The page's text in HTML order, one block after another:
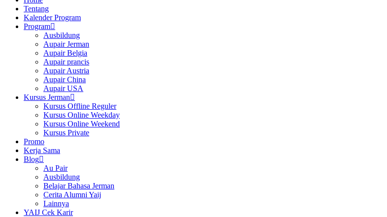
Tentang
Kalender Program
Program
Ausbildung
Aupair Jerman
Aupair Belgia
Aupair prancis
Aupair Austria
Aupair China
Aupair USA
Kursus Jerman
Kursus Offline Reguler
Kursus Online Weekday
Kursus Online Weekend
Kursus Private
Promo
Kerja Sama
Blog
Au Pair
Ausbildung
Belajar Bahasa Jerman
Cerita Alumni Yaij
Lainnya
YAIJ Cek Karir